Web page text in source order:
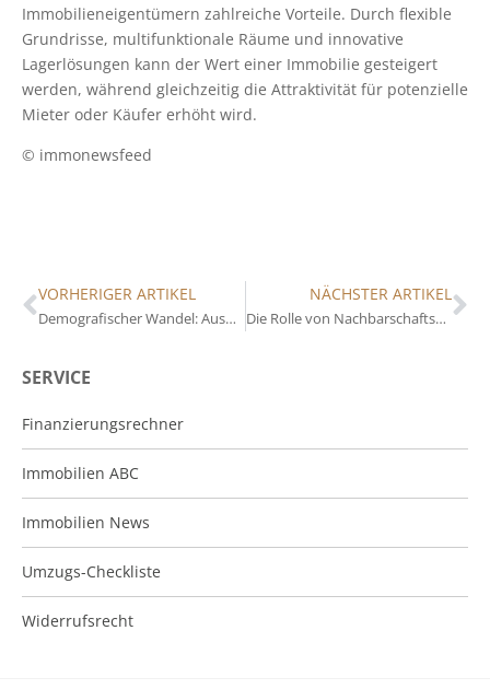
SERVICE
Finanzierungsrechner
Immobilien ABC
Immobilien News
Umzugs-Checkliste
Widerrufsrecht
Immobilieneigentümern zahlreiche Vorteile. Durch flexible
Grundrisse, multifunktionale Räume und innovative
Lagerlösungen kann der Wert einer Immobilie gesteigert
werden, während gleichzeitig die Attraktivität für potenzielle
Mieter oder Käufer erhöht wird.
© immonewsfeed
VORHERIGER ARTIKEL
Demografischer Wandel: Auswirkungen auf den Immobilienmarkt
NÄCHSTER ARTIKEL
Die Rolle von Nachbarschaftsvereinen: Vorteile für Immobilieneigentümer